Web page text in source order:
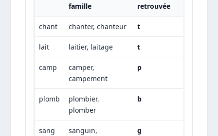
famille
retrouvée
chant chanter, chanteur t
lait laitier, laitage t
camp
camper,
campement
p
plomb
plombier,
plomber
b
sang
sanguin,
g